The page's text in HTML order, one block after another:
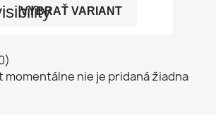
VYBRAŤ VARIANT
momentálne nie je pridaná žiadna